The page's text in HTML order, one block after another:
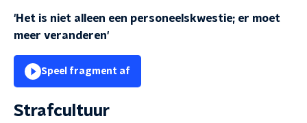
'Het is niet alleen een personeelskwestie; er moet
meer veranderen'
Speel fragment af
Strafcultuur